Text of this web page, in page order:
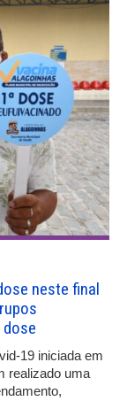
neste final
19 iniciada em
realizado uma